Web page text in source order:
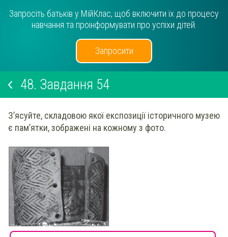
Запросіть батьків у МійКлас, щоб включити їх до процесу
навчання та проінформувати про успіхи дітей.
Запросити
48. Завдання 54
З’ясуйте, складовою якої експозиції історичного музею
є пам’ятки, зображені на кожному з фото.